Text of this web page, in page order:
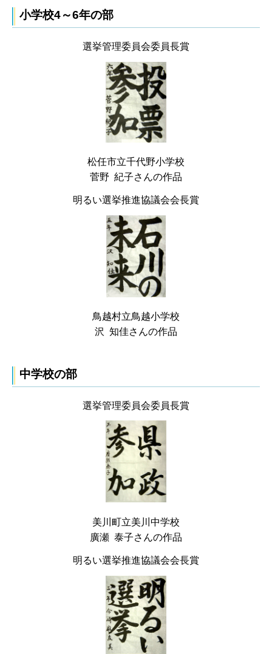
小学校4～6年の部
選挙管理委員会委員長賞
松任市立千代野小学校
菅野 紀子さんの作品
明るい選挙推進協議会会長賞
鳥越村立鳥越小学校
沢 知佳さんの作品
中学校の部
選挙管理委員会委員長賞
美川町立美川中学校
廣瀬 泰子さんの作品
明るい選挙推進協議会会長賞